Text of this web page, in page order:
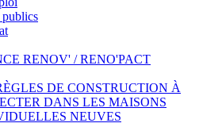
publics
RENOV' / RENO'PACT
DE CONSTRUCTION À
DANS LES MAISONS
NEUVES